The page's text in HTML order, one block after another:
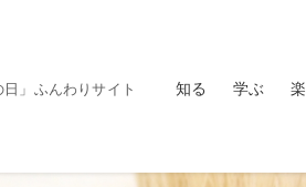
」ふんわりサイト 知る 学ぶ